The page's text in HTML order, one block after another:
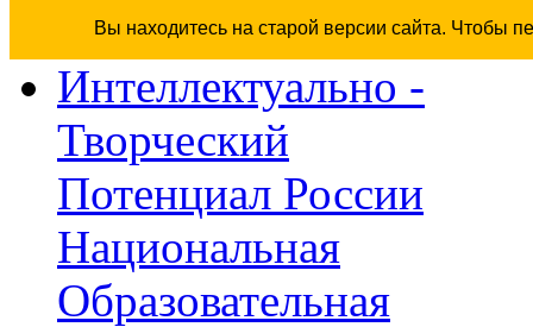
Вы находитесь на старой версии сайта. Чтобы
Интеллектуально -
Творческий
Потенциал России
Национальная
Образовательная